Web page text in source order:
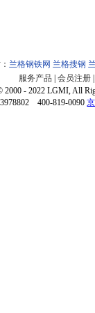
兰格钢铁网 兰格搜钢
服务产品
会员注册
2000 - 2022 LGMI, All
400-819-0090